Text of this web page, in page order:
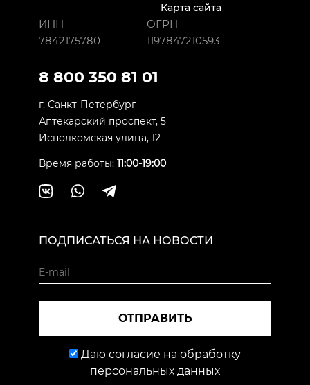
Карта сайта
ИНН
7842175780
ОГРН
1197847210593
8 800 350 81 01
г. Санкт-Петербург
Аптекарский проспект, 5
Исполкомская улица, 12
Время работы: 11:00-19:00
ПОДПИСАТЬСЯ НА НОВОСТИ
ОТПРАВИТЬ
Даю согласие на обработку
персональных данных